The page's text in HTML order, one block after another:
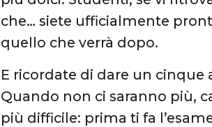
che… siete ufficialmente
quello che verrà dopo.
E ricordate di dare un cinque
Quando non ci saranno più,
più difficile: prima ti fa